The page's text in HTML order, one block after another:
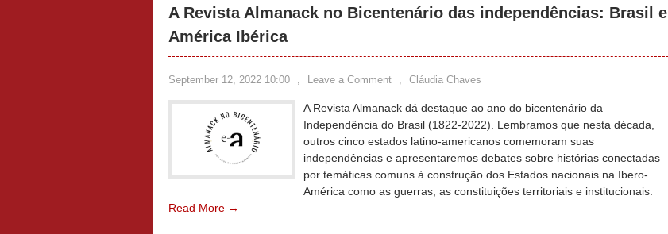
A Revista Almanack no Bicentenário das independências: Brasil e
América Ibérica
September 12, 2022 10:00 , Leave a Comment , Cláudia Chaves
A Revista Almanack dá destaque ao ano do bicentenário da
Independência do Brasil (1822-2022). Lembramos que nesta década,
outros cinco estados latino-americanos comemoram suas
independências e apresentaremos debates sobre histórias conectadas
por temáticas comuns à construção dos Estados nacionais na Ibero-
América como as guerras, as constituições territoriais e institucionais.
Read More →